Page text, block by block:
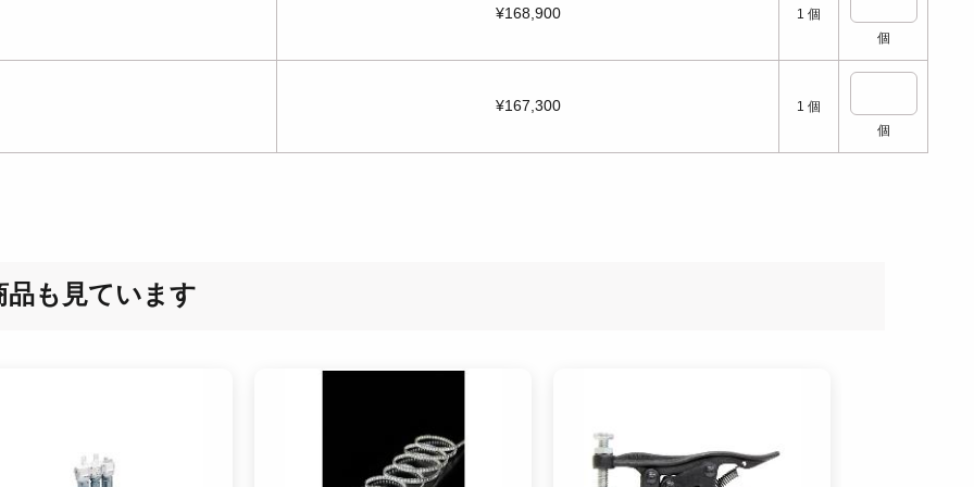
¥168,900 1 個
個
¥167,300 1 個
個
も見ています